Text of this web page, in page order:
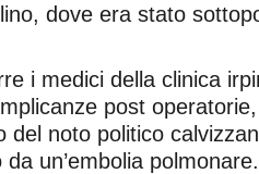
dove era stato
i medici della clinica
post
noto politico
un’embolia